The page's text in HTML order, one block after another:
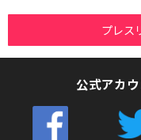
プレス
公式アカ